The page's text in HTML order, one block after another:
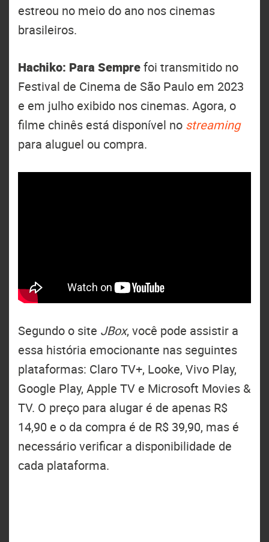
estreou no meio do ano nos cinemas
brasileiros.
Hachiko: Para Semprefoi transmitido no
Festival de Cinema de São Paulo em 2023
e em julho exibido nos cinemas. Agora, o
filme chinês está disponível no streaming
para aluguel ou compra.
Segundo o site JBox, você pode assistir a
essa história emocionante nas seguintes
plataformas: Claro TV+, Looke, Vivo Play,
Google Play, Apple TV e Microsoft Movies &
TV. O preço para alugar é de apenas R$
14,90 e o da compra é de R$ 39,90, mas é
necessário verificar a disponibilidade de
cada plataforma.